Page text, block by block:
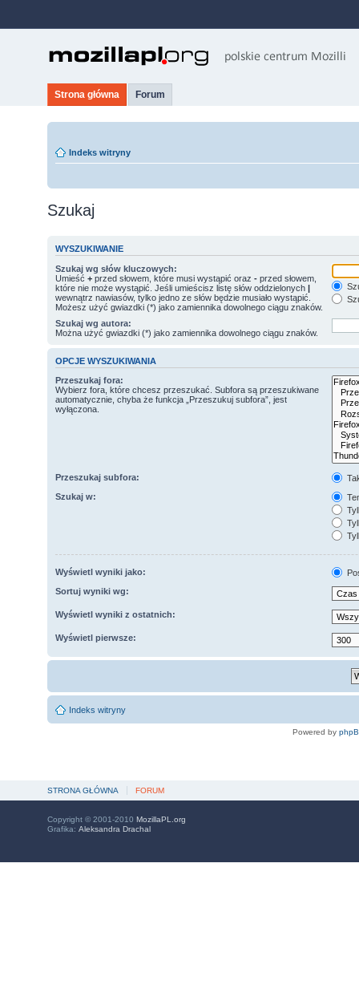
Strona główna Forum
Indeks witryny
Szukaj
WYSZUKIWANIE
Szukaj wg słów kluczowych:
Umieść +przed słowem, które musi wystąpić oraz -przed słowem,
które nie może wystąpić. Jeśli umieścisz listę słów oddzielonych |
wewnątrz nawiasów, tylko jedno ze słów będzie musiało wystąpić.
Możesz użyć gwiazdki (*) jako zamiennika dowolnego ciągu znaków.
Szukaj wg autora:
Można użyć gwiazdki (*) jako zamiennika dowolnego ciągu znaków.
OPCJE WYSZUKIWANIA
Przeszukaj fora:
Wybierz fora, które chcesz przeszukać. Subfora są przeszukiwane
automatycznie, chyba że funkcja „Przeszukuj subfora”, jest
wyłączona.
Przeszukaj subfora:
Szukaj w:
Wyświetl wyniki jako:
Sortuj wyniki wg:
Wyświetl wyniki z ostatnich:
Wyświetl pierwsze:
Indeks witryny
Powered by
STRONA GŁÓWNA FORUM
Copyright © 2001-2010 MozillaPL.org
Grafika: Aleksandra Drachal